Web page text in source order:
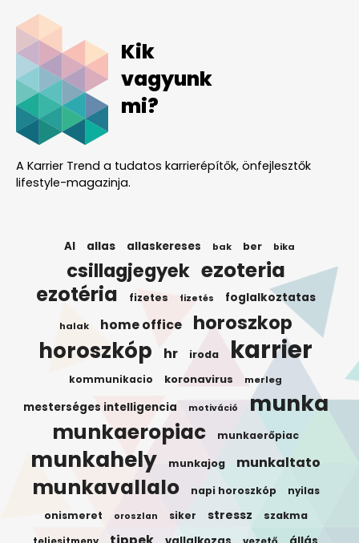
Kik
vagyunk
mi?
A Karrier Trend a tudatos karrierépítők, önfejlesztők
lifestyle-magazinja.
AI allas allaskereses bak ber bika
csillagjegyek ezoteria
ezotéria fizetes fizetés foglalkoztatas
halak home office horoszkop
horoszkóp hr iroda karrier
kommunikacio koronavirus merleg
mesterséges intelligencia motiváció munka
munkaeropiac munkaerőpiac
munkahely munkajog munkaltato
munkavallalo napi horoszkóp nyilas
onismeret oroszlan siker stressz szakma